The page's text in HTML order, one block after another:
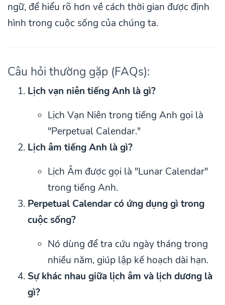
ngữ, để hiểu rõ hơn về cách thời gian được định
hình trong cuộc sống của chúng ta.
Câu hỏi thường gặp (FAQs):
Lịch vạn niên tiếng Anh là gì?
Lịch Vạn Niên trong tiếng Anh gọi là
"Perpetual Calendar."
Lịch âm tiếng Anh là gì?
Lịch Âm được gọi là "Lunar Calendar"
trong tiếng Anh.
Perpetual Calendar có ứng dụng gì trong
cuộc sống?
Nó dùng để tra cứu ngày tháng trong
nhiều năm, giúp lập kế hoạch dài hạn.
Sự khác nhau giữa lịch âm và lịch dương là
gì?